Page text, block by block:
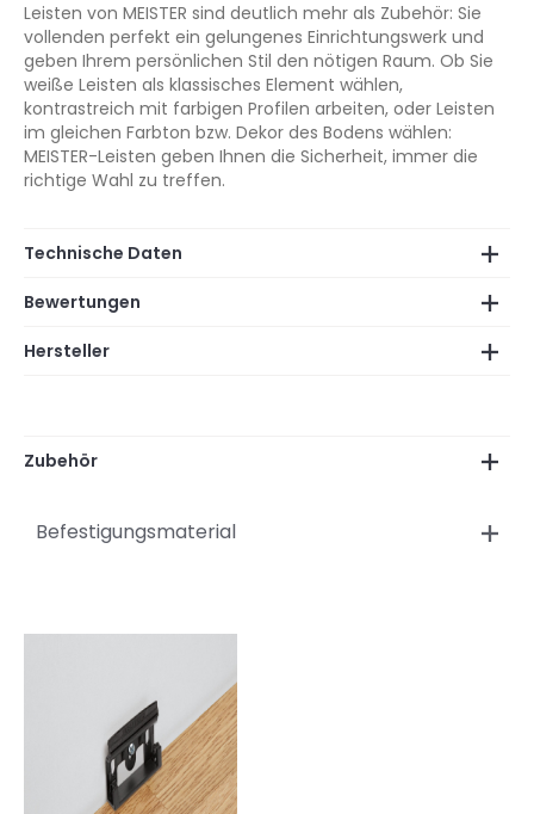
Leisten von MEISTER sind deutlich mehr als Zubehör: Sie
vollenden perfekt ein gelungenes Einrichtungswerk und
geben Ihrem persönlichen Stil den nötigen Raum. Ob Sie
weiße Leisten als klassisches Element wählen,
kontrastreich mit farbigen Profilen arbeiten, oder Leisten
im gleichen Farbton bzw. Dekor des Bodens wählen:
MEISTER-Leisten geben Ihnen die Sicherheit, immer die
richtige Wahl zu treffen.
Technische Daten
Bewertungen
Hersteller
Zubehör
Befestigungsmaterial